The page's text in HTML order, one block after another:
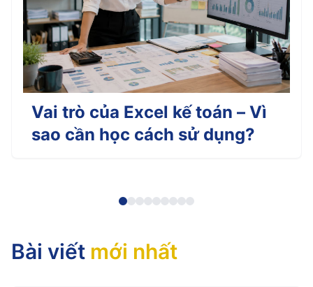
Vai trò của Excel kế toán – Vì
sao cần học cách sử dụng?
Bài viết mới nhất